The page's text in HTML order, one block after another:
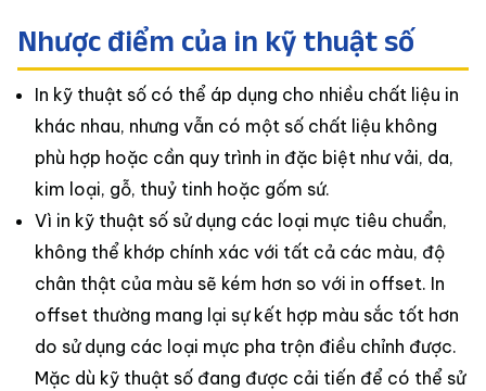
Nhược điểm của in kỹ thuật số
In kỹ thuật số có thể áp dụng cho nhiều chất liệu in
khác nhau, nhưng vẫn có một số chất liệu không
phù hợp hoặc cần quy trình in đặc biệt như vải, da,
kim loại, gỗ, thuỷ tinh hoặc gốm sứ.
Vì in kỹ thuật số sử dụng các loại mực tiêu chuẩn,
không thể khớp chính xác với tất cả các màu, độ
chân thật của màu sẽ kém hơn so với in offset. In
offset thường mang lại sự kết hợp màu sắc tốt hơn
do sử dụng các loại mực pha trộn điều chỉnh được.
Mặc dù kỹ thuật số đang được cải tiến để có thể sử